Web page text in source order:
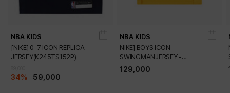
DETAILS
NBA KIDS
[NIKE] 0-7 ICON REPLICA
JERSEY(K245TS152P)
34% 59,000
NBA KIDS
NIKE] BOYS ICON
SWINGMANJERSEY -
PLAYER(K245TS054P)
129,000